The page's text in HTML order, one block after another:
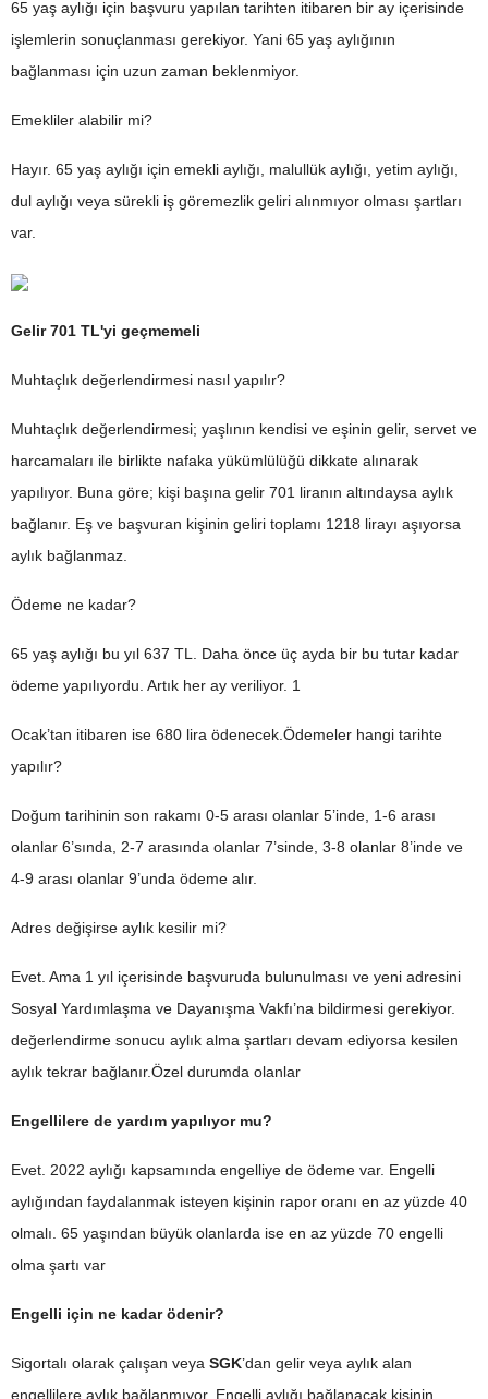
65 yaş aylığı için başvuru yapılan tarihten itibaren bir ay içerisinde
işlemlerin sonuçlanması gerekiyor. Yani 65 yaş aylığının
bağlanması için uzun zaman beklenmiyor.
Emekliler alabilir mi?
Hayır. 65 yaş aylığı için emekli aylığı, malullük aylığı, yetim aylığı,
dul aylığı veya sürekli iş göremezlik geliri alınmıyor olması şartları
var.
Gelir 701 TL'yi geçmemeli
Muhtaçlık değerlendirmesi nasıl yapılır?
Muhtaçlık değerlendirmesi; yaşlının kendisi ve eşinin gelir, servet ve
harcamaları ile birlikte nafaka yükümlülüğü dikkate alınarak
yapılıyor. Buna göre; kişi başına gelir 701 liranın altındaysa aylık
bağlanır. Eş ve başvuran kişinin geliri toplamı 1218 lirayı aşıyorsa
aylık bağlanmaz.
Ödeme ne kadar?
65 yaş aylığı bu yıl 637 TL. Daha önce üç ayda bir bu tutar kadar
ödeme yapılıyordu. Artık her ay veriliyor. 1
Ocak’tan itibaren ise 680 lira ödenecek.Ödemeler hangi tarihte
yapılır?
Doğum tarihinin son rakamı 0-5 arası olanlar 5’inde, 1-6 arası
olanlar 6’sında, 2-7 arasında olanlar 7’sinde, 3-8 olanlar 8’inde ve
4-9 arası olanlar 9’unda ödeme alır.
Adres değişirse aylık kesilir mi?
Evet. Ama 1 yıl içerisinde başvuruda bulunulması ve yeni adresini
Sosyal Yardımlaşma ve Dayanışma Vakfı’na bildirmesi gerekiyor.
değerlendirme sonucu aylık alma şartları devam ediyorsa kesilen
aylık tekrar bağlanır.Özel durumda olanlar
Engellilere de yardım yapılıyor mu?
Evet. 2022 aylığı kapsamında engelliye de ödeme var. Engelli
aylığından faydalanmak isteyen kişinin rapor oranı en az yüzde 40
olmalı. 65 yaşından büyük olanlarda ise en az yüzde 70 engelli
olma şartı var
Engelli için ne kadar ödenir?
Sigortalı olarak çalışan veya SGK’dan gelir veya aylık alan
engellilere aylık bağlanmıyor. Engelli aylığı bağlanacak kişinin